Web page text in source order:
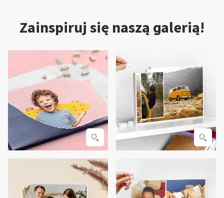
Zainspiruj się naszą galerią!